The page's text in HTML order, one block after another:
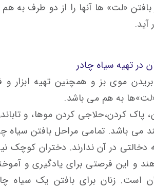
«لت» ها آنها را از دو طرف به
در تهیه سیاه چادر
موی بز و همچنین تهیه ابزار و
به هم می باشد.
پاک کردن،حلاجی کردن موها، و
می باشد. تمامی مراحل بافتن سیاه
در آن ندارند. دختران کوچک
و این فرصتی برای یادگیری و
است. زنان برای بافتن یک سیاه